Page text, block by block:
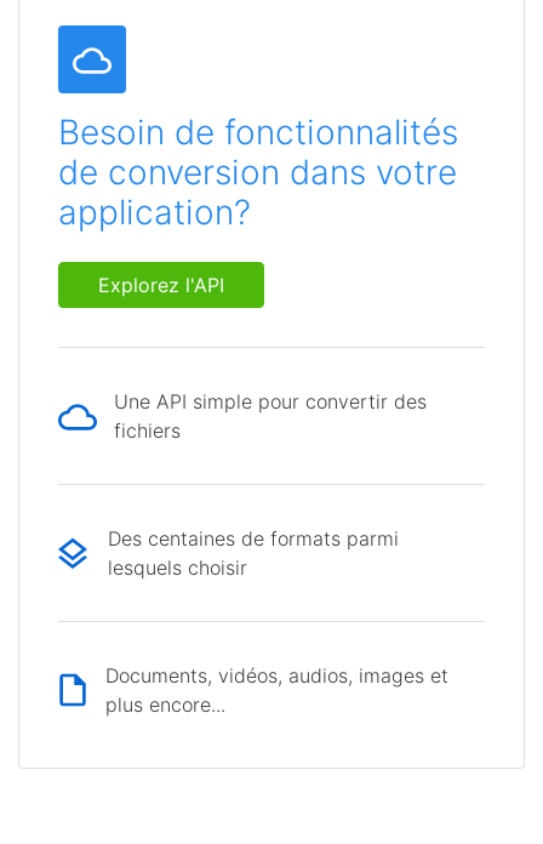
Besoin de fonctionnalités
de conversion dans votre
application?
Explorez l'API
Une API simple pour convertir des
fichiers
Des centaines de formats parmi
lesquels choisir
Documents, vidéos, audios, images et
plus encore...